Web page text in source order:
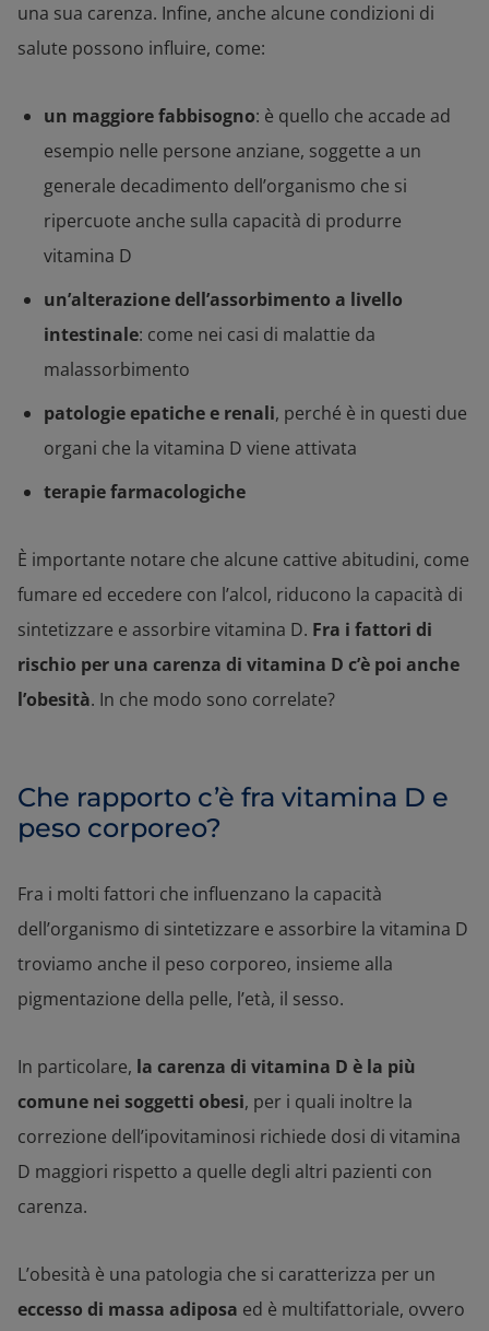
una sua carenza. Infine, anche alcune condizioni di
salute possono influire, come:
un maggiore fabbisogno: è quello che accade ad
esempio nelle persone anziane, soggette a un
generale decadimento dell’organismo che si
ripercuote anche sulla capacità di produrre
vitamina D
un’alterazione dell’assorbimento a livello
intestinale: come nei casi di malattie da
malassorbimento
patologie epatiche e renali, perché è in questi due
organi che la vitamina D viene attivata
terapie farmacologiche
È importante notare che alcune cattive abitudini, come
fumare ed eccedere con l’alcol, riducono la capacità di
sintetizzare e assorbire vitamina D. Fra i fattori di
rischio per una carenza di vitamina D c’è poi anche
l’obesità. In che modo sono correlate?
Che rapporto c’è fra vitamina D e
peso corporeo?
Fra i molti fattori che influenzano la capacità
dell’organismo di sintetizzare e assorbire la vitamina D
troviamo anche il peso corporeo, insieme alla
pigmentazione della pelle, l’età, il sesso.
In particolare, la carenza di vitamina D è la più
comune nei soggetti obesi, per i quali inoltre la
correzione dell’ipovitaminosi richiede dosi di vitamina
D maggiori rispetto a quelle degli altri pazienti con
carenza.
L’obesità è una patologia che si caratterizza per un
eccesso di massa adiposa ed è multifattoriale, ovvero